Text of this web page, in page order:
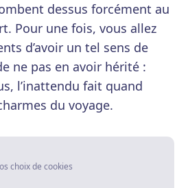
dessus forcément au
Pour une fois, vous allez
d’avoir un tel sens de
ne pas en avoir hérité :
l’inattendu fait quand
du voyage.
choix de cookies